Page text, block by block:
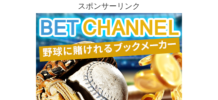
スポンサーリンク